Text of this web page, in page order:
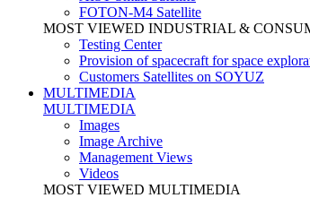
FOTON-M4 Satellite
MOST VIEWED INDUSTRIAL &
Testing Center
Provision of spacecraft for space
Customers Satellites on SOYUZ
MULTIMEDIA
MULTIMEDIA
Images
Image Archive
Management Views
Videos
MOST VIEWED MULTIMEDIA